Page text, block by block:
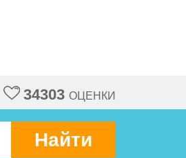
34303 ОЦЕНКИ
Найти